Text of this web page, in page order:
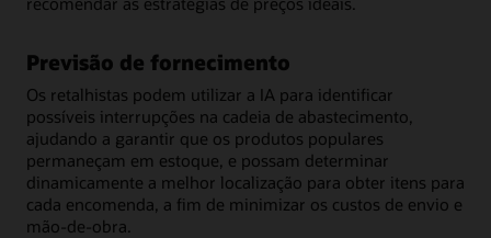
Previsão de fornecimento
Os retalhistas podem utilizar a IA para identificar
possíveis interrupções na cadeia de abastecimento,
ajudando a garantir que os produtos populares
permaneçam em estoque, e possam determinar
dinamicamente a melhor localização para obter itens para
cada encomenda, a fim de minimizar os custos de envio e
mão-de-obra.